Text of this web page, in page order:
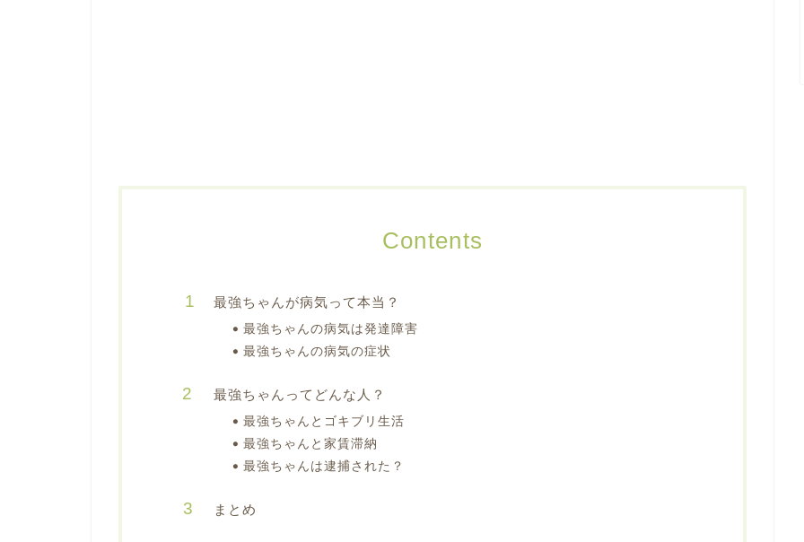
Contents
最強ちゃんが病気って本当？
最強ちゃんの病気は発達障害
最強ちゃんの病気の症状
最強ちゃんってどんな人？
最強ちゃんとゴキブリ生活
最強ちゃんと家賃滞納
最強ちゃんは逮捕された？
まとめ